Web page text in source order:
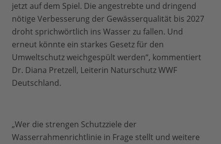
jetzt auf dem Spiel. Die angestrebte und dringend
nötige Verbesserung der Gewässerqualität bis 2027
droht sprichwörtlich ins Wasser zu fallen. Und
erneut könnte ein starkes Gesetz für den
Umweltschutz weichgespült werden“, kommentiert
Dr. Diana Pretzell, Leiterin Naturschutz WWF
Deutschland.
„Wer die strengen Schutzziele der
Wasserrahmenrichtlinie in Frage stellt und weitere